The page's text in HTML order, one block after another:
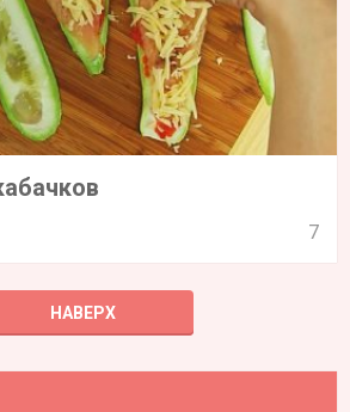
7
НАВЕРХ